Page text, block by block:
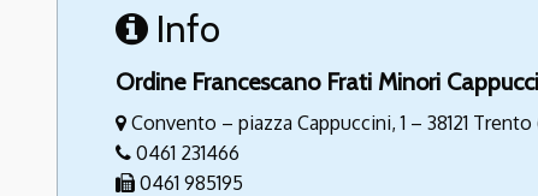
Info
Ordine Francescano Frati Minori
Convento – piazza Cappuccini, 1 – 38121 Trento
0461 231466
0461 985195